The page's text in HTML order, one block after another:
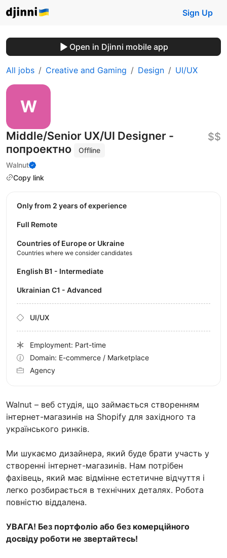
Sign Up
Open in Djinni mobile app
All jobs Creative and Gaming Design UI/UX
Middle/Senior UX/UI Designer -
попроектно
Offline
Walnut
Copy link
$$
Walnut – веб студія, що займається створенням
інтернет-магазинів на Shopify для західного та
українського ринків.
Ми шукаємо дизайнера, який буде брати участь у
створенні інтернет-магазинів. Нам потрібен
фахівець, який має відмінне естетичне відчуття і
легко розбирається в технічних деталях. Робота
повністю віддалена.
УВАГА! Без портфоліо або без комерційного
досвіду роботи не звертайтесь!
Only from 2 years of experience
Full Remote
Countries of Europe or Ukraine
Countries where we consider candidates
English B1 - Intermediate
Ukrainian C1 - Advanced
UI/UX
Employment: Part-time
Domain: E-commerce / Marketplace
Agency